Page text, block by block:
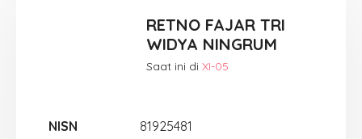
RETNO FAJAR TRI
WIDYA NINGRUM
Saat ini di XI-05
NISN 81925481